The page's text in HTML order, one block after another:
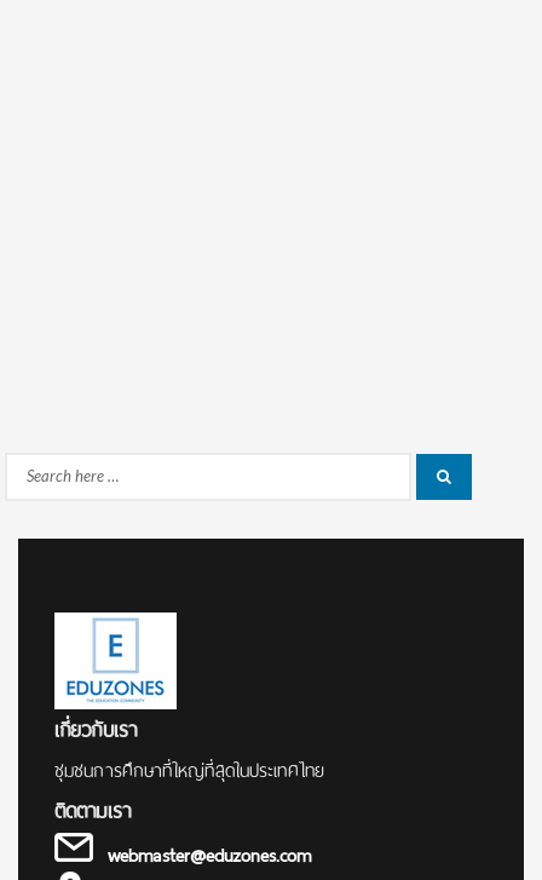
Search
เกี่ยวกับเรา
ชุมชนการศึกษาที่ใหญ่ที่สุดในประเทศไทย
ติดตามเรา
webmaster@eduzones.com